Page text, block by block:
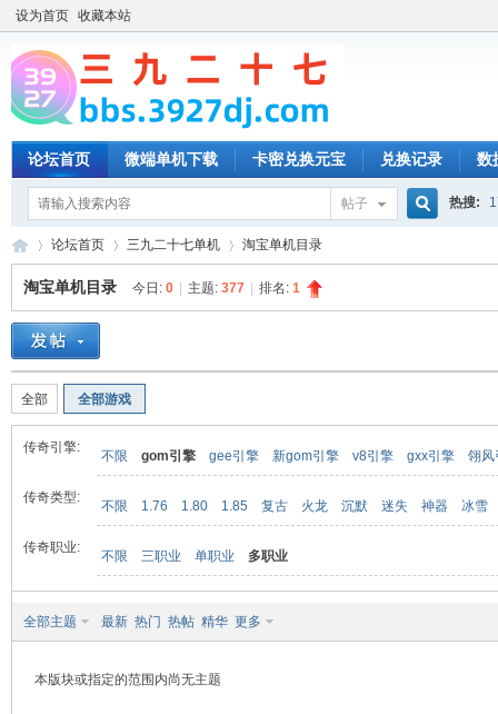
设为首页 收藏本站
论坛首页 微端单机下载 卡密兑换元宝 兑换记录 数
帖子 热搜:
»
论坛首页 三九二十七单机 淘宝单机目录
淘宝单机目录 今日: 0 主题: 377 排名: 1
全部 全部游戏
传奇引擎:
不限 gom引擎 gee引擎 新gom引擎 v8引擎 gxx引擎 翎风
传奇类型:
不限 1.76 1.80 1.85 复古 火龙 沉默 迷失 神器 冰雪
传奇职业:
不限 三职业 单职业 多职业
全部主题 最新 热门 热帖 精华 更多
本版块或指定的范围内尚无主题